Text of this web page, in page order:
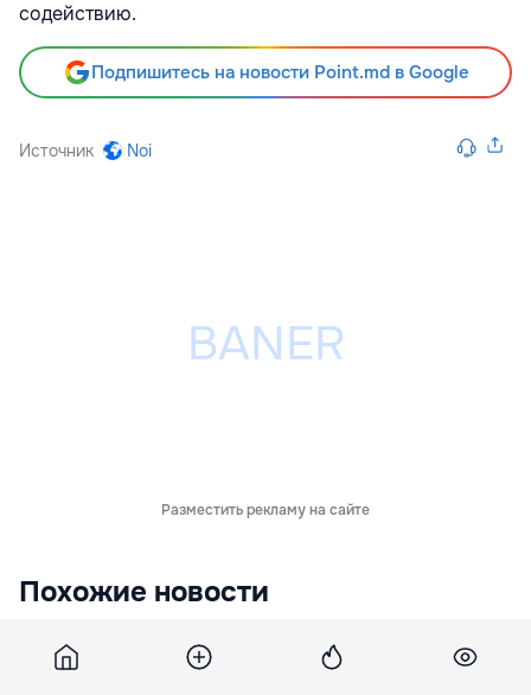
содействию.
Подпишитесь на новости Point.md в Google
Источник Noi
Разместить рекламу на сайте
Похожие новости